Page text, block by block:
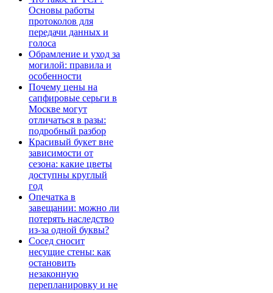
Основы работы
протоколов для
передачи данных и
голоса
Обрамление и уход за
могилой: правила и
особенности
Почему цены на
сапфировые серьги в
Москве могут
отличаться в разы:
подробный разбор
Красивый букет вне
зависимости от
сезона: какие цветы
доступны круглый
год
Опечатка в
завещании: можно ли
потерять наследство
из-за одной буквы?
Сосед сносит
несущие стены: как
остановить
незаконную
перепланировку и не